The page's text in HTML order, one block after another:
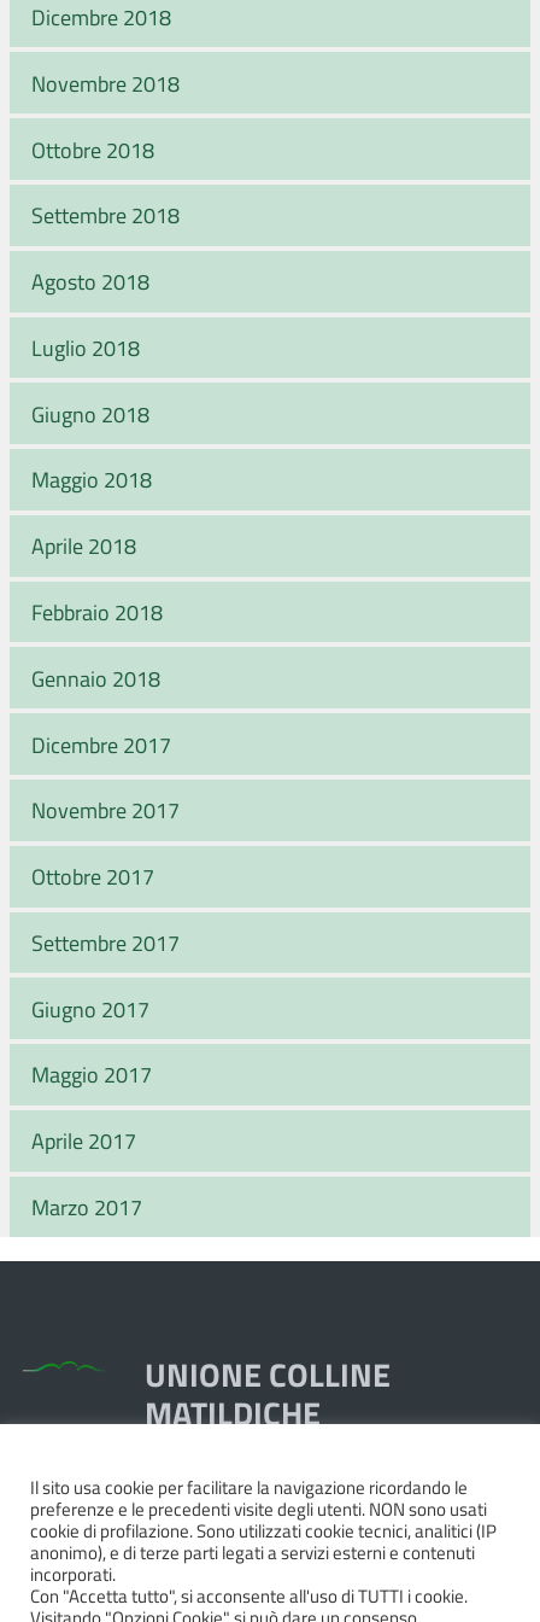
Dicembre 2018
Novembre 2018
Ottobre 2018
Settembre 2018
Agosto 2018
Luglio 2018
Giugno 2018
Maggio 2018
Aprile 2018
Febbraio 2018
Gennaio 2018
Dicembre 2017
Novembre 2017
Ottobre 2017
Settembre 2017
Giugno 2017
Maggio 2017
Aprile 2017
Marzo 2017
UNIONE COLLINE
MATILDICHE
Piazza Dante, 1,
42020 Quattro Castella RE
Tel. 0522.249211 - Fax 0522.249298
Pec:unione@pec.collinematildiche.it
Il sito usa cookie per facilitare la navigazione ricordando le
preferenze e le precedenti visite degli utenti. NON sono usati
cookie di profilazione. Sono utilizzati cookie tecnici, analitici (IP
anonimo), e di terze parti legati a servizi esterni e contenuti
incorporati.
Con "Accetta tutto", si acconsente all'uso di TUTTI i cookie.
Visitando "Opzioni Cookie" si può dare un consenso